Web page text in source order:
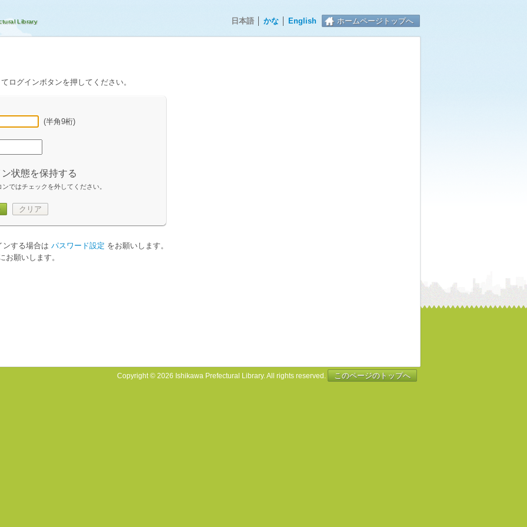
日本語 かな English ホームページトップへ
ログインボタンを押してください。
(半角9桁)
状態を保持する
ではチェックを外してください。
クリア
ンする場合は パスワード設定 をお願いします。
お願いします。
Copyright © 2026 Ishikawa Prefectural Library. All rights reserved. このページのトップへ